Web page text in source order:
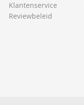
Klantenservice
Reviewbeleid